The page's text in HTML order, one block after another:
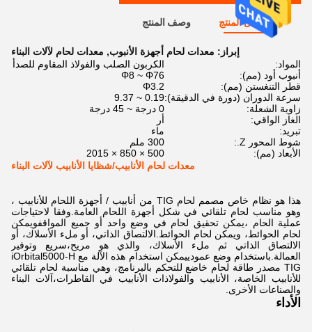
تفاصيل المنتج وصف المنتج
إبراز: معدات لحام أجهزة الأنبوب, معدات لحام لآلات البناء
المواد:
الكربون الصلب والفولاذ المقاوم للصدأ
أنبوب أود (مم):
Φ8 ~ Φ76
قطر التنغستن (مم):
Φ3.2
سرعة الدوران (دورة في الدقيقة):0.19 ~ 9.37
زاوية الشعلة:
0 درجة ~ 45 درجة
الغاز الواقي:
أر
تبريد:
ماء
شوط المحور Z.:
300 ملم
الأبعاد (مم):
500 × 850 × 2015
معدات لحام الأنابيب/شظايا الأنابيب لآلات البناء
هذا هو نظام خاص مصمم لحام TIG من أنابيب / أجهزة اللحام للأنابيب ،
وهو مناسب لحام تلقائي في شكل أجهزة اللحام العامة.وفقا لاحتياجات
عملية الحام ،يمكن تحقيق لحام في وضع واحد أو جميع المواقفويمكن
لحام الحوائط، ويمكن لحام الحوائط.الالتصاق الذاتي، أو ملء الأسلاك، أو
الالتصاق الذاتي ثم ملء الأسلاك، والذي هو مريح،سريع وتوفير
العمالة.باستخدام وضع عمودييمكن استخدام هذه الآلة مع iOrbital5000-H
TIG مصدر طاقة لحام خاضع للتحكم بالبرنامج، وهي مناسبة لحام تلقائي
للأنابيب الخاصة، الأنابيب والفولاذات الأنابيب في القاطرات،آلات البناء
والصناعات الأخرى.
الأداء